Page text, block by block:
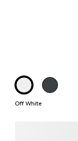
Off White